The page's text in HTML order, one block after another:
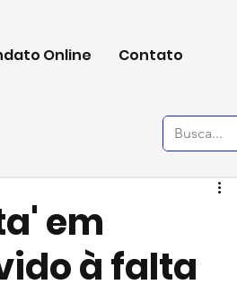
Online Contato
em
à falta